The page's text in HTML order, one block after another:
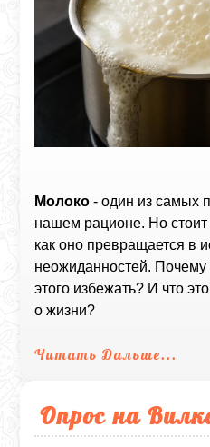
Молоко - один из самых
нашем рационе. Но стоит
как оно превращается в
неожиданностей. Почему
этого избежать? И что
о жизни?
Читать Дальше...
Опрос на